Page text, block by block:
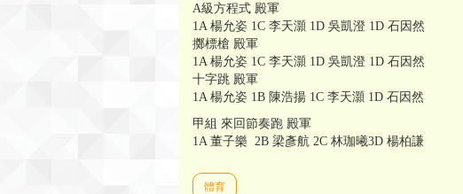
A級方程式 殿軍
1A 楊允姿 1C 李天灝 1D 吳凱澄 1D 石因然
擲標槍 殿軍
1A 楊允姿 1C 李天灝 1D 吳凱澄 1D 石因然
十字跳 殿軍
1A 楊允姿 1B 陳浩揚 1C 李天灝 1D 石因然
甲組 來回節奏跑 殿軍
1A 董子樂 2B 梁彥航 2C 林珈曦3D 楊柏謙
體育